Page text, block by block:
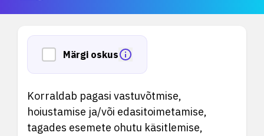
Märgi oskus
Korraldab pagasi vastuvõtmise,
hoiustamise ja/või edasitoimetamise,
tagades esemete ohutu käsitlemise,